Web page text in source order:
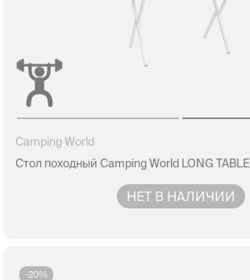
Camping World
Стол походный Camping World LONG TABLE
НЕТ В НАЛИЧИИ
-20%